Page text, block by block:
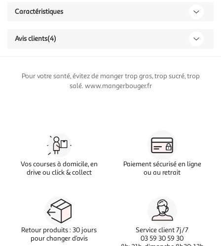
Caractéristiques
Avis clients(4)
Pour votre santé, évitez de manger trop gras, trop sucré, trop
salé. www.mangerbouger.fr
Vos courses à domicile, en
drive ou click & collect
Paiement sécurisé en ligne
ou au retrait
Retour produits : 30 jours
pour changer d’avis
Service client 7j/7
03 59 30 59 30